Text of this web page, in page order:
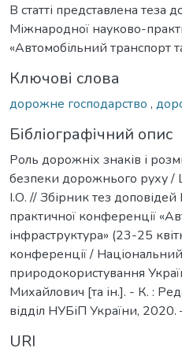
В статті представлена теза
Міжнародної науково-
«Автомобільний транспорт
Ключові слова
дорожне господарство ,
Бібліографічний опис
Роль дорожніх знаків і
безпеки дорожнього руху /
І.О. // Збірник тез
практичної конференції
інфраструктура» (23-25
конференції / Національний
природокористування
Михайлович [та ін.]. - К. :
відділ НУБіП України,
URI